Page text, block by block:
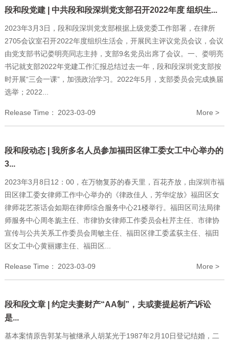
段和段党建 | 中共段和段深圳党支部召开2022年度 组织生...
2023年3月3日，段和段深圳党支部根据上级党委工作部署，在律所
2705会议室召开2022年度组织生活会，开展民主评议党员会议，会议
由党支部书记娄明亮同志主持，支部9名党员出席了会议。一、娄明亮
书记就支部2022年党建工作汇报总结过去一年，段和段深圳党支部按
时开展“三会一课”，加强政治学习。2022年5月，支部委员会完成换届
选举；2022...
Release Time： 2023-03-09 More >
段和段动态 | 我所多名人员参加福田区律工委女工中心举办的
3...
2023年3月8日12：00，在万物复苏的春天里，百花齐放，由深圳市福
田区律工委女律师工作中心举办的《律政佳人，芳华绽放》福田区女
律师花艺茶话会如期在律师综合服务中心21楼举行。福田区司法局律
师服务中心周冬旎主任、市律协女律师工作委员会杜芹主任、市律协
宣传与公共关系工作委员会周敏主任、福田区律工委孟荻主任、福田
区女工中心黄丽娜主任、福田区...
Release Time： 2023-03-09 More >
段和段文章 | 约定夫妻财产“AA制”，夫或妻提起析产诉讼
是...
基本案情原告郭某与被继承人胡某光于1987年2月10日登记结婚，二